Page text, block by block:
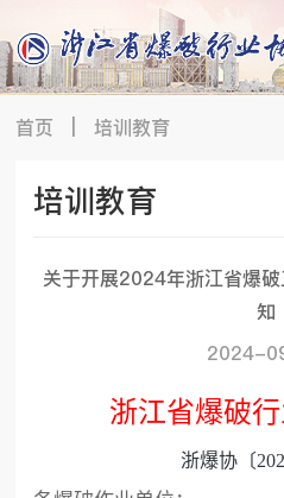
首页 培训教育
培训教育
关于开展2024年浙江省爆
知
2024-
浙江省爆破
浙爆协〔202